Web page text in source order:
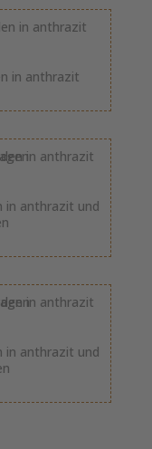
in anthrazit
in anthrazit und
in anthrazit und